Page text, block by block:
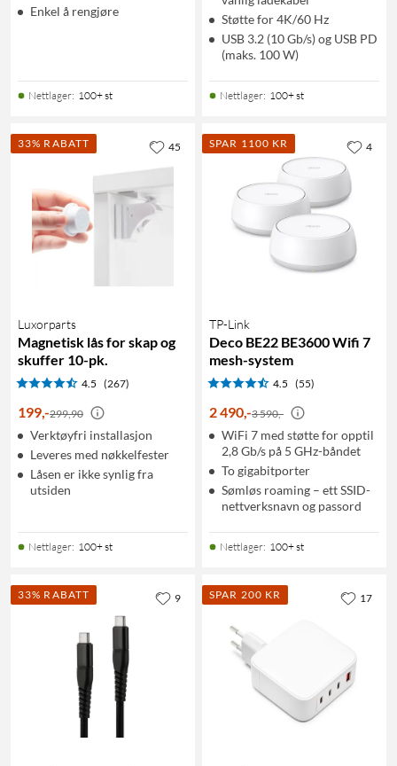
Enkel å rengjøre
Nettlager: 100+ st
Støtte for 4K/60 Hz
USB 3.2 (10 Gb/s) og USB PD
(maks. 100 W)
Nettlager: 100+ st
33% RABATT
Luxorparts
Magnetisk lås for skap og
skuffer 10-pk.
4.5 (267)
199,-299,90
Verktøyfri installasjon
Leveres med nøkkelfester
Låsen er ikke synlig fra
utsiden
Nettlager: 100+ st
45 SPAR 1100 KR
TP-Link
Deco BE22 BE3600 Wifi 7
mesh-system
4.5 (55)
2 490,-3 590,-
WiFi 7 med støtte for opptil
2,8 Gb/s på 5 GHz-båndet
To gigabitporter
Sømløs roaming – ett SSID-
nettverksnavn og passord
Nettlager: 100+ st
4
33% RABATT 9 SPAR 200 KR 17